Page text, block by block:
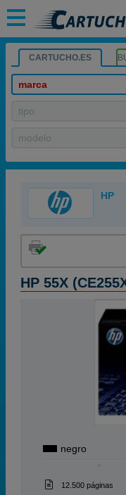
CARTUCHO.ES
marca
tipo
modelo
HP
HP 55X
negro
12.500 páginas